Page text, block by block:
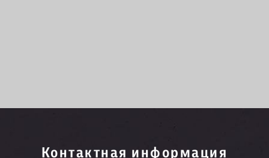
Контактная информация